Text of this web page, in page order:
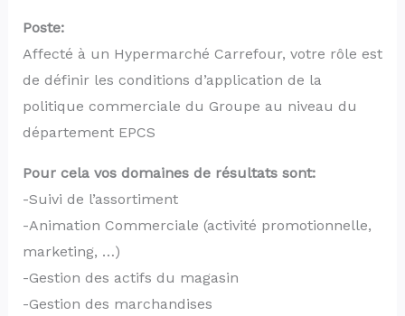
Poste:
Affecté à un Hypermarché Carrefour, votre rôle est
de définir les conditions d’application de la
politique commerciale du Groupe au niveau du
département EPCS
Pour cela vos domaines de résultats sont:
-Suivi de l’assortiment
-Animation Commerciale (activité promotionnelle,
marketing, …)
-Gestion des actifs du magasin
-Gestion des marchandises